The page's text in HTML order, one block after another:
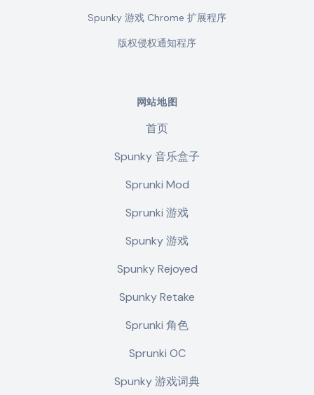
Spunky 游戏 Chrome 扩展程序
版权侵权通知程序
网站地图
首页
Spunky 音乐盒子
Sprunki Mod
Sprunki 游戏
Spunky 游戏
Spunky Rejoyed
Spunky Retake
Sprunki 角色
Sprunki OC
Spunky 游戏词典